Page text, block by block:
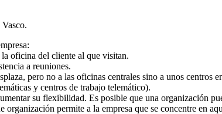
oficina del cliente al que visitan.
a reuniones.
pero no a las oficinas centrales sino a unos centros
y centros de trabajo telemático).
su flexibilidad. Es posible que una organización
permite a la empresa que se concentre en